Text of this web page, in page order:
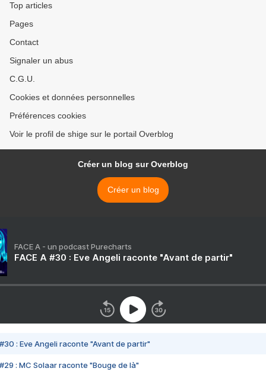
Top articles
Pages
Contact
Signaler un abus
C.G.U.
Cookies et données personnelles
Préférences cookies
Voir le profil de shige sur le portail Overblog
Créer un blog sur Overblog
Créer un blog
FACE A - un podcast Purecharts
FACE A #30 : Eve Angeli raconte "Avant de partir"
#30 : Eve Angeli raconte "Avant de partir"
#29 : MC Solaar raconte "Bouge de là"